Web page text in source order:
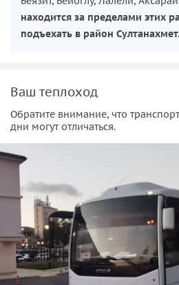
находится за пределами этих
подъехать в район Султанахмет.
Ваш теплоход
Обратите внимание, что
дни могут отличаться.